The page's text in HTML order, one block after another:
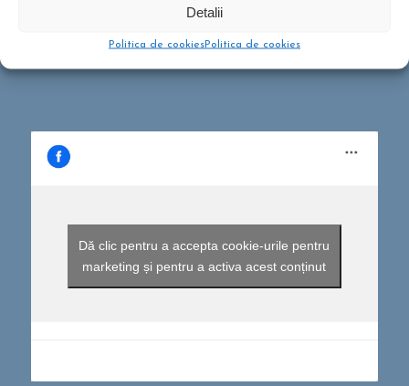
Detalii
Politica de cookiesPolitica de cookies
septembrie 10, 2019 - 12:29 pm
Dă clic pentru a accepta cookie-urile pentru
marketing și pentru a activa acest conținut